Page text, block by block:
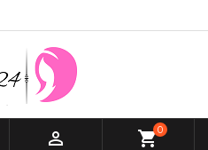
 shopping_cart0